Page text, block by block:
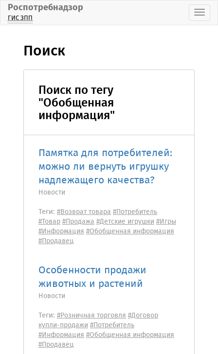
Роспотребнадзор
ГИС ЗПП
Поиск
Поиск по тегу
"Обобщенная
информация"
Памятка для потребителей:
можно ли вернуть игрушку
надлежащего качества?
Новости
Теги: #Возврат товара#Потребитель
#Товар#Продажа#Детские игрушки#Игры
#Информация#Обобщенная информация
#Продавец
Особенности продажи
животных и растений
Новости
Теги: #Розничная торговля#Договор
купли-продажи#Потребитель
#Информация#Обобщенная информация
#Продавец